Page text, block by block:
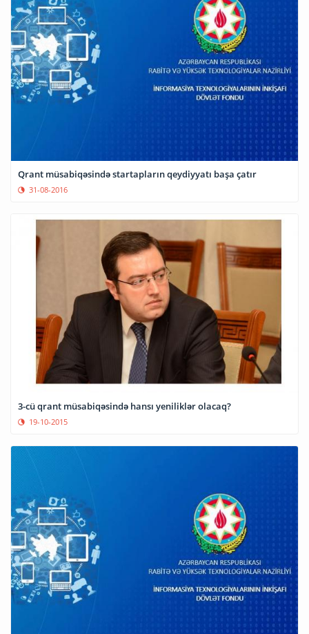
Qrant müsabiqəsində startapların qeydiyyatı başa çatır
31-08-2016
3-cü qrant müsabiqəsində hansı yeniliklər olacaq?
19-10-2015